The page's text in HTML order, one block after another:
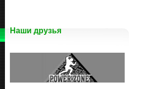
Наши друзья